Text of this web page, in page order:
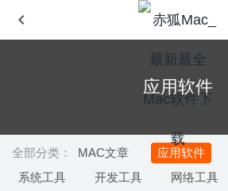
应用软件
全部分类： MAC文章 应用软件
系统工具
开发工具 网络工具